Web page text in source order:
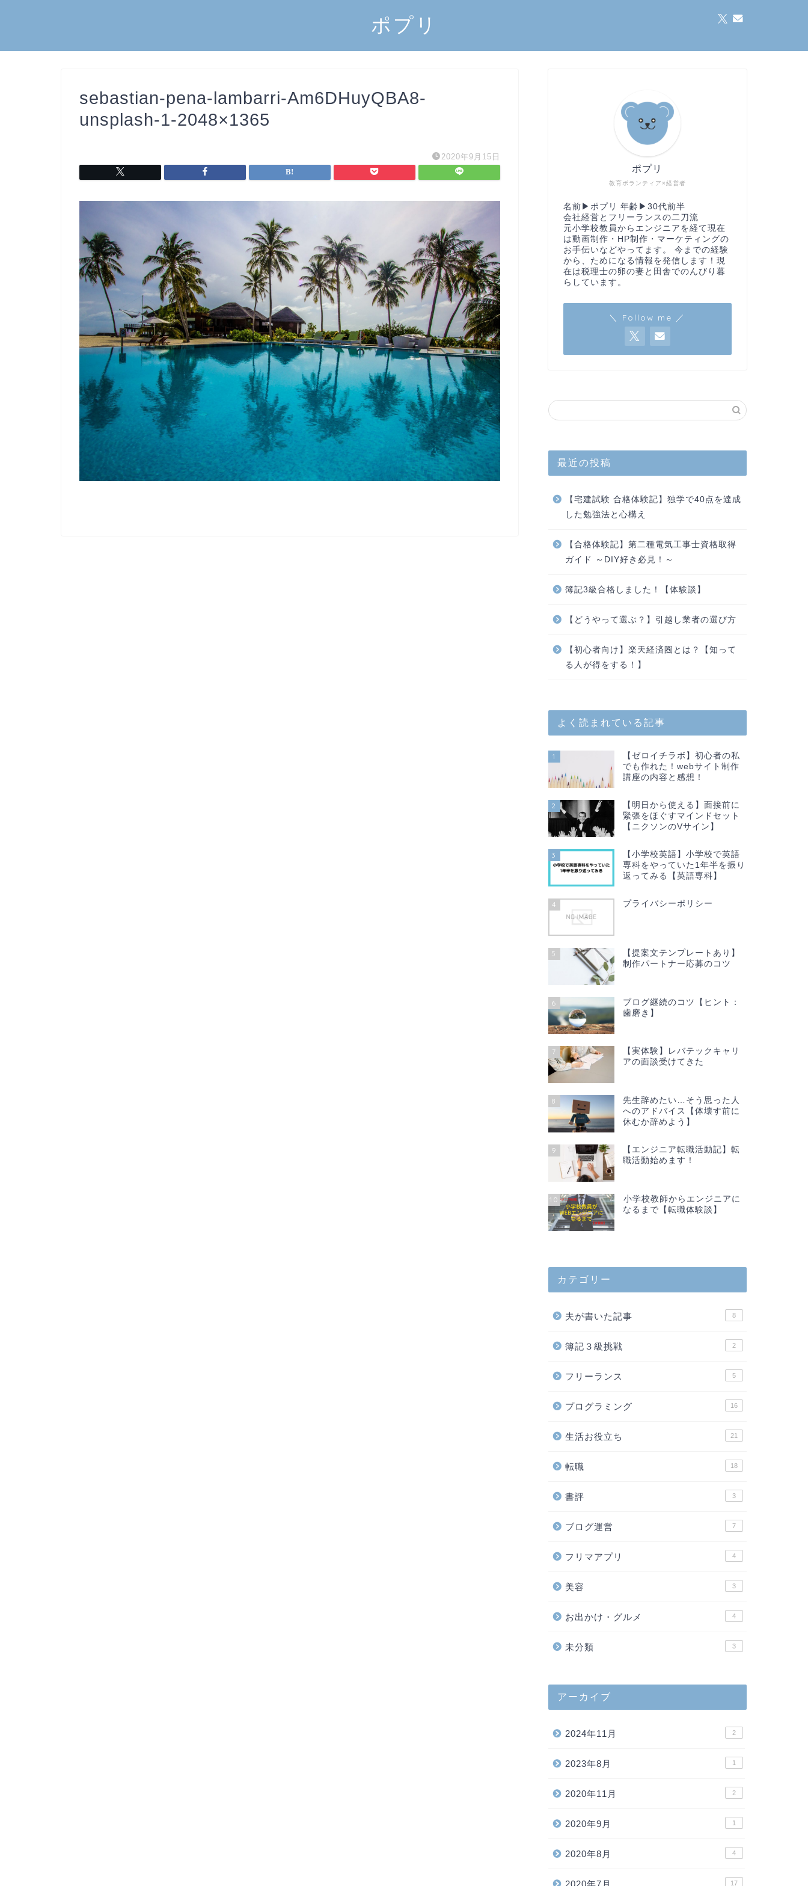
ポプリ
sebastian-pena-lambarri-Am6DHuyQBA8-
unsplash-1-2048×1365
2020年9月15日
教育ボランティア×経営者
ポプリ
名前▶︎ポプリ 年齢▶︎30代前半
会社経営とフリーランスの二刀流
元小学校教員からエンジニアを経て現在
は動画制作・HP制作・マーケティングの
お手伝いなどやってます。 今までの経験
から、ためになる情報を発信します！現
在は税理士の卵の妻と田舎でのんびり暮
らしています。
＼ Follow me ／
最近の投稿
【宅建試験 合格体験記】独学で40点を達成
した勉強法と心構え
【合格体験記】第二種電気工事士資格取得
ガイド ～DIY好き必見！～
簿記3級合格しました！【体験談】
【どうやって選ぶ？】引越し業者の選び方
【初心者向け】楽天経済圏とは？【知って
る人が得をする！】
よく読まれている記事
1
【ゼロイチラボ】初心者の私
でも作れた！webサイト制作
講座の内容と感想！
2
【明日から使える】面接前に
緊張をほぐすマインドセット
【ニクソンのVサイン】
3
【小学校英語】小学校で英語
専科をやっていた1年半を振り
返ってみる【英語専科】
4 プライバシーポリシー
5
【提案文テンプレートあり】
制作パートナー応募のコツ
6
ブログ継続のコツ【ヒント：
歯磨き】
7
【実体験】レバテックキャリ
アの面談受けてきた
8
先生辞めたい…そう思った人
へのアドバイス【体壊す前に
休むか辞めよう】
9
【エンジニア転職活動記】転
職活動始めます！
10
小学校教師からエンジニアに
なるまで【転職体験談】
カテゴリー
夫が書いた記事 8
簿記３級挑戦 2
フリーランス 5
プログラミング 16
生活お役立ち 21
転職 18
書評 3
ブログ運営 7
フリマアプリ 4
美容 3
お出かけ・グルメ 4
未分類 3
アーカイブ
2024年11月 2
2023年8月 1
2020年11月 2
2020年9月 1
2020年8月 4
2020年7月 17